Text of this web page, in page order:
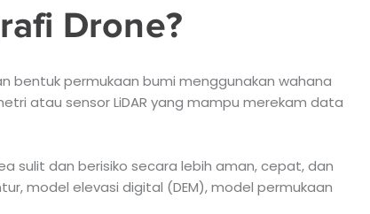
Drone?
permukaan bumi menggunakan wahana
atau sensor LiDAR yang mampu merekam data
sulit dan berisiko secara lebih aman, cepat, dan
model elevasi digital (DEM), model permukaan